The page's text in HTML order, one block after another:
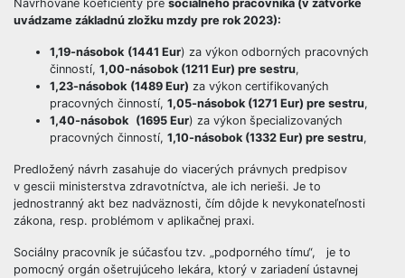
Navrhované koeficienty pre sociálneho pracovníka (v zátvorke
uvádzame základnú zložku mzdy pre rok 2023):
1,19-násobok (1441 Eur) za výkon odborných pracovných
činností, 1,00-násobok (1211 Eur) pre sestru,
1,23-násobok (1489 Eur) za výkon certifikovaných
pracovných činností, 1,05-násobok (1271 Eur) pre sestru,
1,40-násobok (1695 Eur) za výkon špecializovaných
pracovných činností, 1,10-násobok (1332 Eur) pre sestru,
Predložený návrh zasahuje do viacerých právnych predpisov
v gescii ministerstva zdravotníctva, ale ich nerieši. Je to
jednostranný akt bez nadväznosti, čím dôjde k nevykonateľnosti
zákona, resp. problémom v aplikačnej praxi.
Sociálny pracovník je súčasťou tzv. „podporného tímu“, je to
pomocný orgán ošetrujúceho lekára, ktorý v zariadení ústavnej